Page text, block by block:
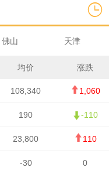
佛山 天津
均价 涨跌
108,340 1,060
190 -110
23,800 110
-30 0